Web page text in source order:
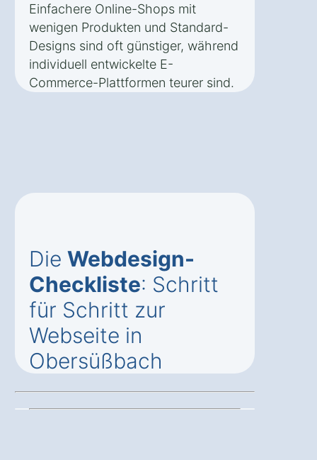
Einfachere Online-Shops mit
wenigen Produkten und Standard-
Designs sind oft günstiger, während
individuell entwickelte E-
Commerce-Plattformen teurer sind.
Die Webdesign-
Checkliste: Schritt
für Schritt zur
Webseite in
Obersüßbach